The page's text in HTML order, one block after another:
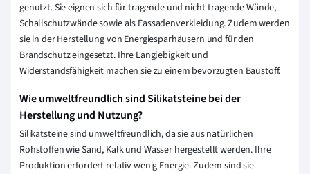
genutzt. Sie eignen sich für tragende und nicht-tragende Wände,
Schallschutzwände sowie als Fassadenverkleidung. Zudem werden
sie in der Herstellung von Energiesparhäusern und für den
Brandschutz eingesetzt. Ihre Langlebigkeit und
Widerstandsfähigkeit machen sie zu einem bevorzugten Baustoff.
Wie umweltfreundlich sind Silikatsteine bei der
Herstellung und Nutzung?
Silikatsteine sind umweltfreundlich, da sie aus natürlichen
Rohstoffen wie Sand, Kalk und Wasser hergestellt werden. Ihre
Produktion erfordert relativ wenig Energie. Zudem sind sie